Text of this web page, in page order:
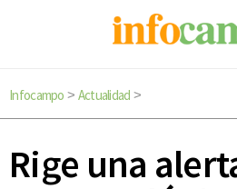
Infocampo > Actualidad >
Rige una